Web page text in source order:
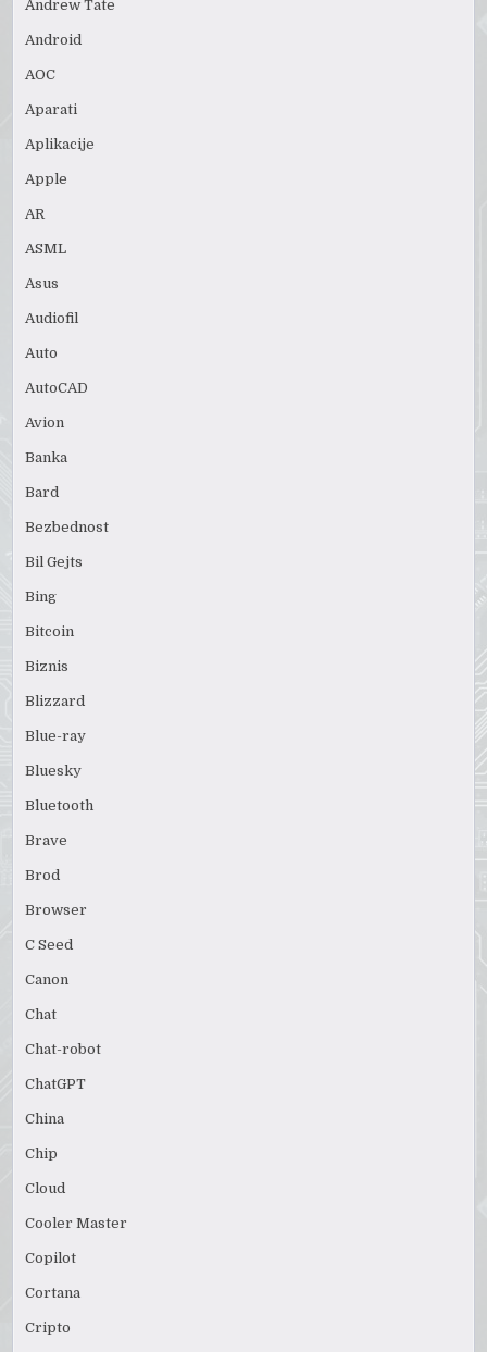
Andrew Tate
Android
AOC
Aparati
Aplikacije
Apple
AR
ASML
Asus
Audiofil
Auto
AutoCAD
Avion
Banka
Bard
Bezbednost
Bil Gejts
Bing
Bitcoin
Biznis
Blizzard
Blue-ray
Bluesky
Bluetooth
Brave
Brod
Browser
C Seed
Canon
Chat
Chat-robot
ChatGPT
China
Chip
Cloud
Cooler Master
Copilot
Cortana
Cripto